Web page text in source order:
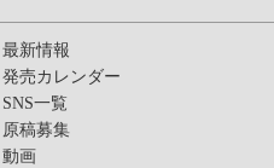
最新情報
発売カレンダー
SNS一覧
原稿募集
動画